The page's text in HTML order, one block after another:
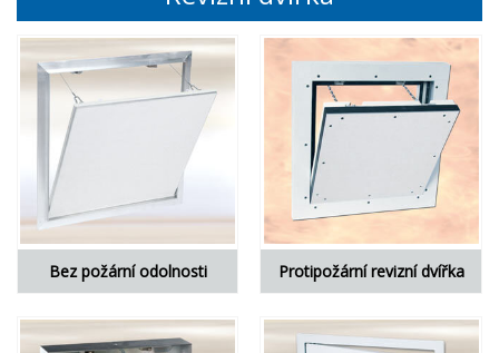
Bez požární odolnosti Protipožárnírevizní dvířka